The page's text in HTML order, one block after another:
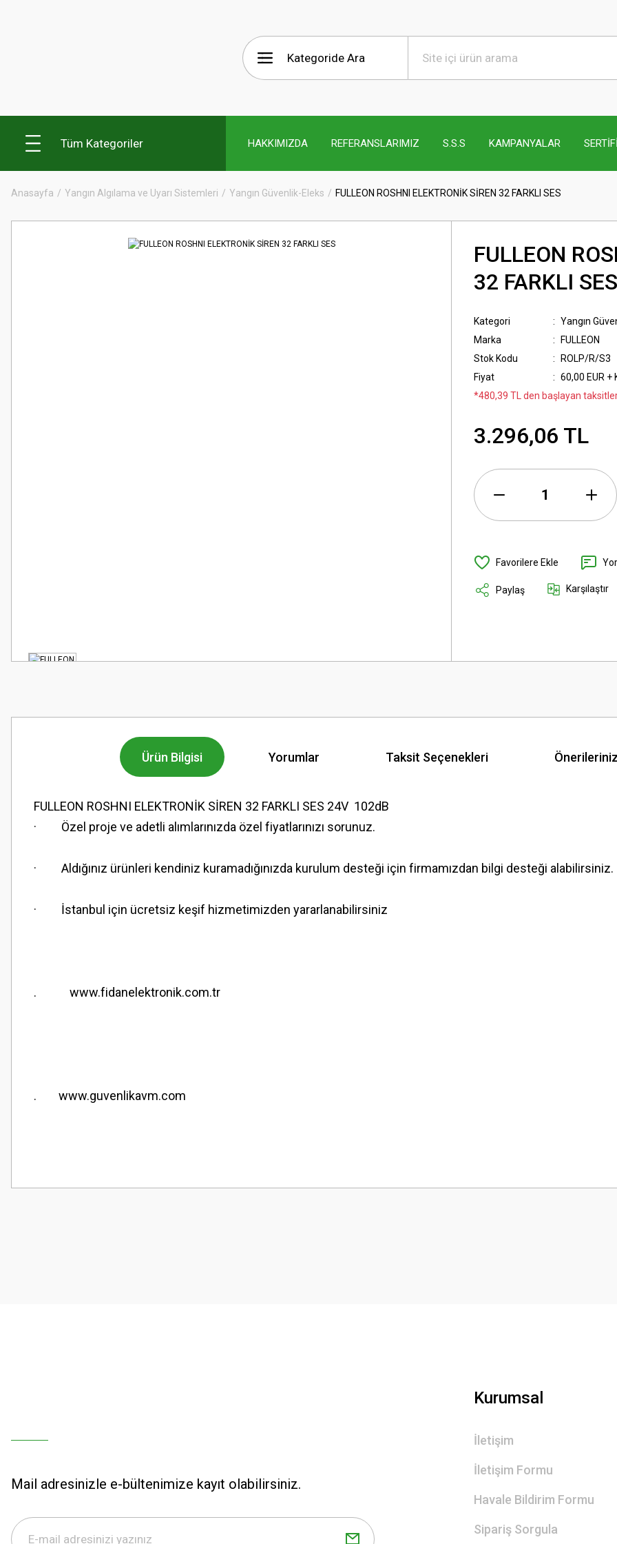
Tüm Kategoriler HAKKIMIZDA REFERANSLARIMIZ S.S.S KAMPANYALAR
Anasayfa Yangın Algılama ve Uyarı Sistemleri Yangın Güvenlik-Eleks FULLEON ROSHNI ELEKTRONİK SİREN 32 FARKLI SES
FULLEON
32 FARKLI SES
Kategori
Yangın
Marka
FULLEON
Stok Kodu
ROLP/R/S3
Fiyat
60,00 EUR +
*480,39 TL den başlayan
3.296,06 TL
Paylaş Karşılaştır
Ürün Bilgisi Yorumlar Taksit Seçenekleri
FULLEON ROSHNI ELEKTRONİK SİREN 32 FARKLI SES 24V 102dB
· Özel proje ve adetli alımlarınızda özel fiyatlarınızı sorunuz.
· Aldığınız ürünleri kendiniz kuramadığınızda kurulum desteği için firmamızdan bilgi desteği alabilirsiniz.
· İstanbul için ücretsiz keşif hizmetimizden yararlanabilirsiniz
. www.fidanelektronik.com.tr
. www.guvenlikavm.com
Görüş ve önerileriniz için teşekkür ederiz.
Mail adresinizle e-bültenimize kayıt olabilirsiniz.
Kurumsal
İletişim
İletişim Formu
Havale Bildirim Formu
Sipariş Sorgula